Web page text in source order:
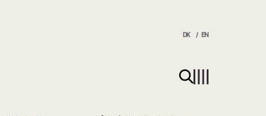
DK EN
Søg på hjemmesiden